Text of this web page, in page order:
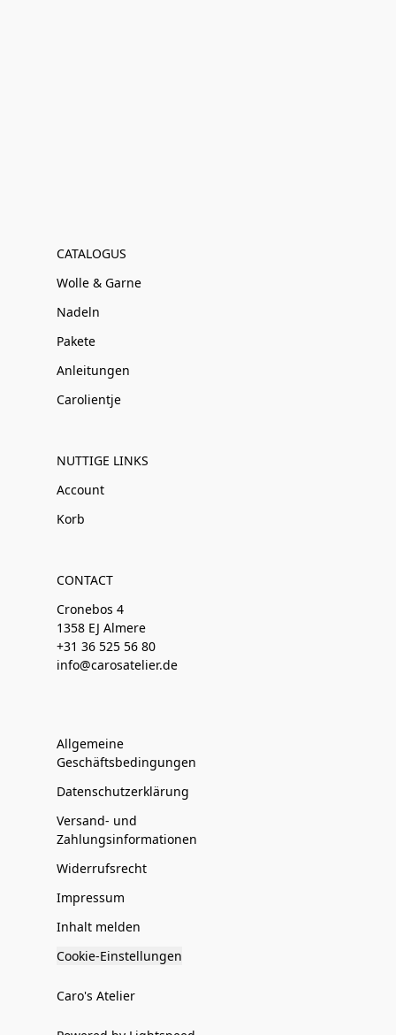
CATALOGUS
Wolle & Garne
Nadeln
Pakete
Anleitungen
Carolientje
NUTTIGE LINKS
Account
Korb
CONTACT
Cronebos 4
1358 EJ Almere
+31 36 525 56 80
info@carosatelier.de
Allgemeine
Geschäftsbedingungen
Datenschutzerklärung
Versand- und
Zahlungsinformationen
Widerrufsrecht
Impressum
Inhalt melden
Cookie-Einstellungen
Caro's Atelier